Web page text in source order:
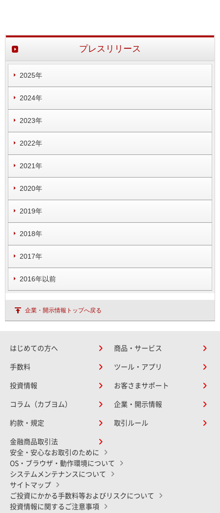
プレスリリース
2025年
2024年
2023年
2022年
2021年
2020年
2019年
2018年
2017年
2016年以前
企業・開示情報トップへ戻る
はじめての方へ 商品・サービス
手数料 ツール・アプリ
投資情報 お客さまサポート
コラム（カブヨム） 企業・開示情報
約款・規定 取引ルール
金融商品取引法
安全・安心なお取引のために
OS・ブラウザ・動作環境について
システムメンテナンスについて
サイトマップ
ご投資にかかる手数料等およびリスクについて
投資情報に関するご注意事項